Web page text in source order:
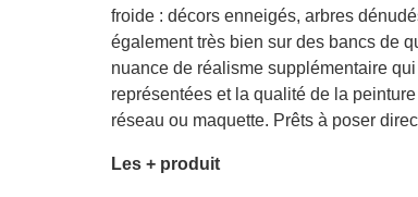
froide : décors enneigés, arbres
également très bien sur des bancs de
nuance de réalisme supplémentaire
représentées et la qualité de la
réseau ou maquette. Prêts à poser
Les + produit